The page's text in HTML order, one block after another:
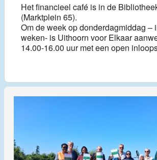
Het financieel café is in de
(Marktplein 65).
Om de week op donderdagmiddag –
weken- is Uithoorn voor Elkaar
14.00-16.00 uur met een open